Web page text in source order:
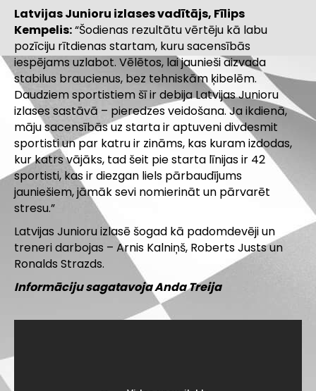
Latvijas Junioru izlases vadītājs, Fīlips
Kempelis:“Šodienas rezultātu vērtēju kā labu
pozīciju rītdienas startam, kuru sacensībās
iespējams uzlabot. Vēlētos, lai jaunieši aizvada
stabilus braucienus, bez tehniskām ķibelēm.
Daudziem sportistiem šī ir debija Latvijas Junioru
izlases sastāvā – pieredzes veidošana. Ja ikdienā,
māju sacensībās uz starta ir aptuveni divdesmit
sportisti un par katru ir zināms, kas kuram izdodas,
kur katrs vājāks, tad šeit pie starta līnijas ir 42
sportisti, kas ir diezgan liels pārbaudījums
jauniešiem, jāmāk sevi nomierināt un pārvarēt
stresu.”
Latvijas Junioru izlasē šogad kā padomdevēji un
treneri darbojas – Arnis Kalniņš, Roberts Justs un
Ronalds Strazds.
Informāciju sagatavoja Anda Treija